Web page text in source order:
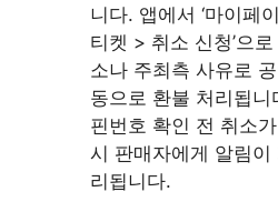
니다. 앱에서 ‘마이페
티켓 > 취소 신청’으
소나 주최측 사유로
동으로 환불 처리됩
핀번호 확인 전 취소
시 판매자에게 알림
리됩니다.